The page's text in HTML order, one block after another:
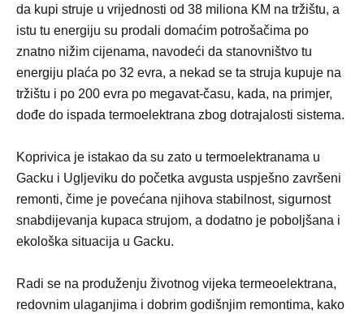
da kupi struje u vrijednosti od 38 miliona KM na tržištu, a
istu tu energiju su prodali domaćim potrošačima po
znatno nižim cijenama, navodeći da stanovništvo tu
energiju plaća po 32 evra, a nekad se ta struja kupuje na
tržištu i po 200 evra po megavat-času, kada, na primjer,
dođe do ispada termoelektrana zbog dotrajalosti sistema.
Koprivica je istakao da su zato u termoelektranama u
Gacku i Ugljeviku do početka avgusta uspješno završeni
remonti, čime je povećana njihova stabilnost, sigurnost
snabdijevanja kupaca strujom, a dodatno je poboljšana i
ekološka situacija u Gacku.
Radi se na produženju životnog vijeka termeoelektrana,
redovnim ulaganjima i dobrim godišnjim remontima, kako